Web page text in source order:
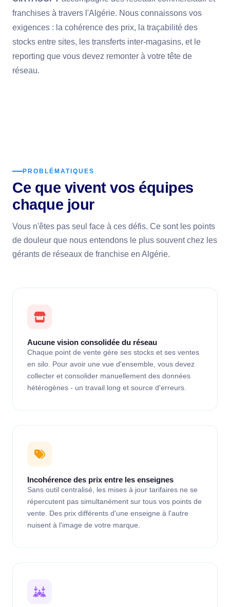
franchises à travers l'Algérie. Nous connaissons vos
exigences : la cohérence des prix, la traçabilité des
stocks entre sites, les transferts inter-magasins, et le
reporting que vous devez remonter à votre tête de
réseau.
PROBLÉMATIQUES
Ce que vivent vos équipes
chaque jour
Vous n'êtes pas seul face à ces défis. Ce sont les points
de douleur que nous entendons le plus souvent chez les
gérants de réseaux de franchise en Algérie.
Aucune vision consolidée du réseau
Chaque point de vente gère ses stocks et ses ventes
en silo. Pour avoir une vue d'ensemble, vous devez
collecter et consolider manuellement des données
hétérogènes - un travail long et source d'erreurs.
Incohérence des prix entre les enseignes
Sans outil centralisé, les mises à jour tarifaires ne se
répercutent pas simultanément sur tous vos points de
vente. Des prix différents d'une enseigne à l'autre
nuisent à l'image de votre marque.